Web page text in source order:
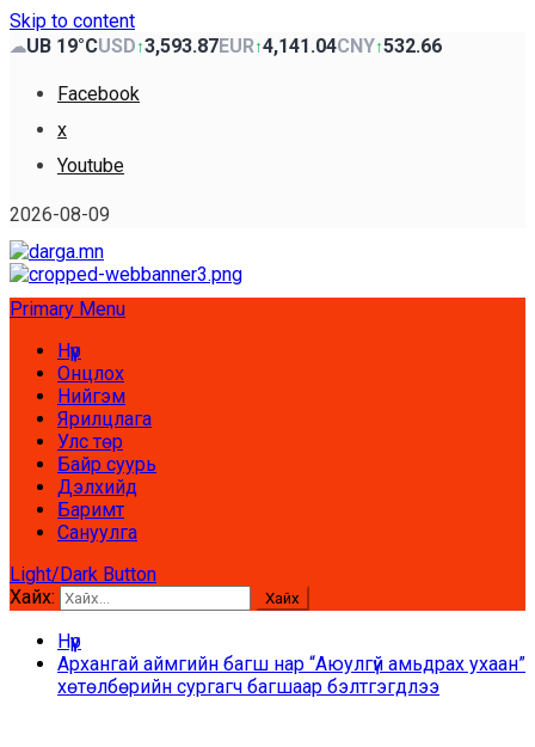
Skip to content
☁UB 19°CUSD↑3,593.87EUR↑4,141.04CNY↑532.66
Facebook
x
Youtube
2026-08-09
Primary Menu
Нүүр
Онцлох
Нийгэм
Ярилцлага
Улс төр
Байр суурь
Дэлхийд
Баримт
Сануулга
Light/Dark Button
Хайх:
Нүүр
Архангай аймгийн багш нар “Аюулгүй амьдрах ухаан”
хөтөлбөрийн сургагч багшаар бэлтгэгдлээ